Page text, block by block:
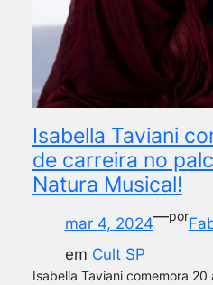
Isabella Taviani
de carreira no
Natura Musical!
mar 4, 2024—por
em Cult SP
Isabella Taviani comemora